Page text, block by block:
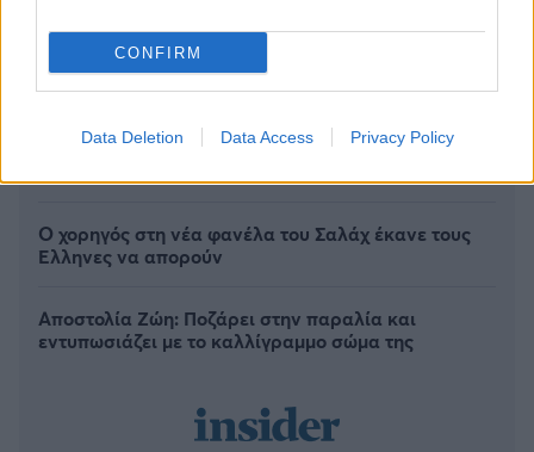
CONFIRM
Data Deletion Data Access Privacy Policy
«Μου χρωστάς έναν Αύγουστο»: Όλοι μιλούν για τη
φράση που έγινε τραγούδι, κανείς δεν ξέρει από
Ο χορηγός στη νέα φανέλα του Σαλάχ έκανε τους
Έλληνες να απορούν
Αποστολία Ζώη: Ποζάρει στην παραλία και
εντυπωσιάζει με το καλλίγραμμο σώμα της